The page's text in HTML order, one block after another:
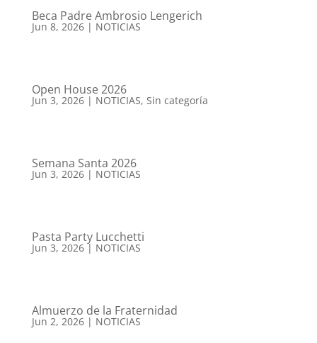
Beca Padre Ambrosio Lengerich
Jun 8, 2026| NOTICIAS
Open House 2026
Jun 3, 2026| NOTICIAS, Sin categoría
Semana Santa 2026
Jun 3, 2026| NOTICIAS
Pasta Party Lucchetti
Jun 3, 2026| NOTICIAS
Almuerzo de la Fraternidad
Jun 2, 2026| NOTICIAS